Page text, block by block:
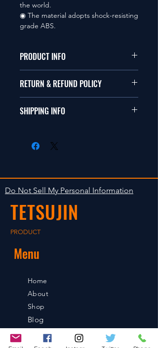
the world.
◉ The material adopts shock-resisting
grade ABS.
PRODUCT INFO
本品は1/10サイズのラジオコント
This items fit in with 1/10 sizes of
RETURN & REFUND POLICY
商品に明らかな欠陥がないかぎり
isn't accepted in goods.
SHIPPING INFO
します。海外への出荷は入金確認
The occasion with the stock is
shipped in 2-5 days. Shipment to
foreign countries will be shipment
after payment confirmation.
Do Not Sell My Personal Information
TETSUJIN
PRODUCT
Menu
Home
About
Shop
Blog
Contact